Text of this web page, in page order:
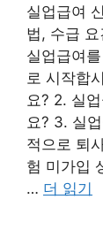
실업급여
법, 수급
실업급여
로 시작합
요? 2. 실
요? 3. 실
적으로 퇴
험 미가입
… 더 읽기